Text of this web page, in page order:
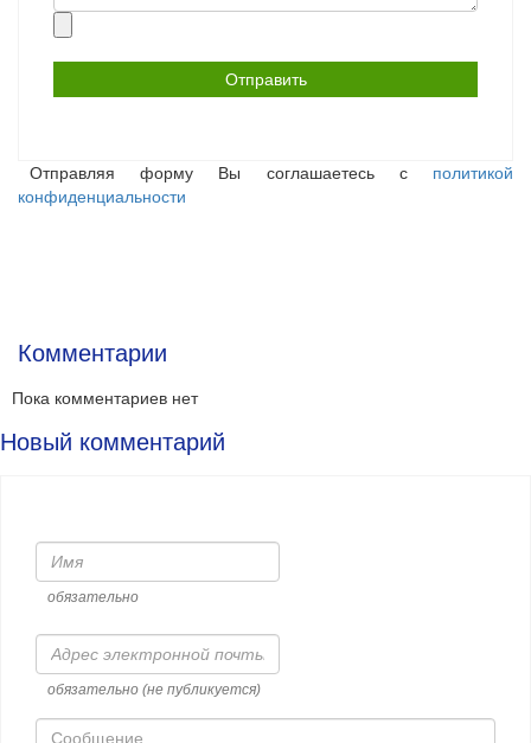
Отправляя форму Вы соглашаетесь с политикой
конфиденциальности
Комментарии
Пока комментариев нет
Новый комментарий
Имя
обязательно
Адрес
электронной
почты
обязательно (не публикуется)
Сообщение